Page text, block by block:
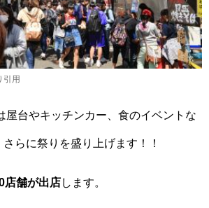
引用
屋台やキッチンカー、食のイベントな
らに祭りを盛り上げます！！
店舗が出店します。